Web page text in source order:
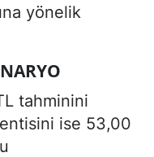
yönelik
tahminini
ise 53,00